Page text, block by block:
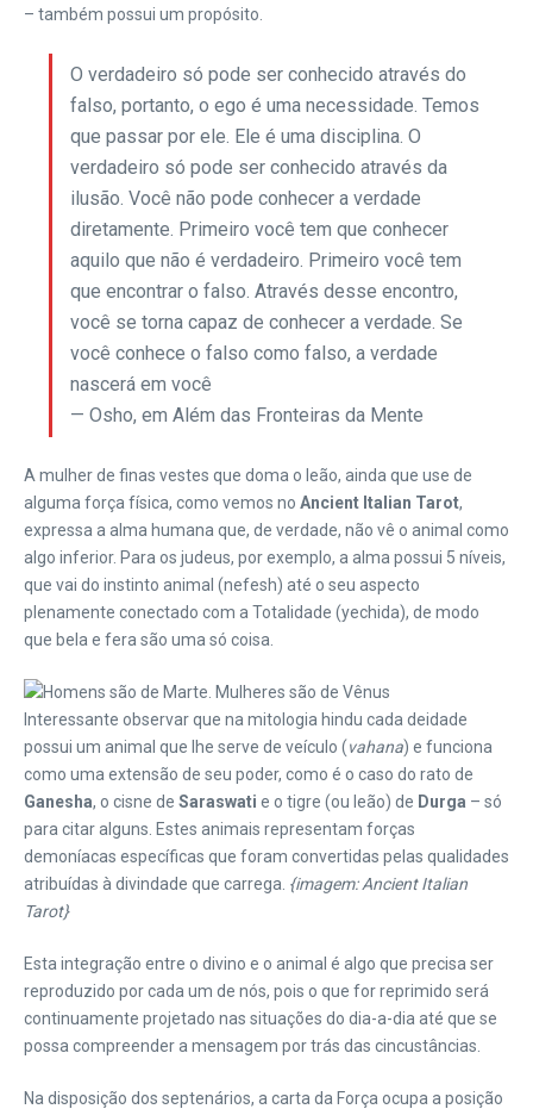
– também possui um propósito.
O verdadeiro só pode ser conhecido através do
falso, portanto, o ego é uma necessidade. Temos
que passar por ele. Ele é uma disciplina. O
verdadeiro só pode ser conhecido através da
ilusão. Você não pode conhecer a verdade
diretamente. Primeiro você tem que conhecer
aquilo que não é verdadeiro. Primeiro você tem
que encontrar o falso. Através desse encontro,
você se torna capaz de conhecer a verdade. Se
você conhece o falso como falso, a verdade
nascerá em você
— Osho, em Além das Fronteiras da Mente
A mulher de finas vestes que doma o leão, ainda que use de
alguma força física, como vemos no Ancient Italian Tarot,
expressa a alma humana que, de verdade, não vê o animal como
algo inferior. Para os judeus, por exemplo, a alma possui 5 níveis,
que vai do instinto animal (nefesh) até o seu aspecto
plenamente conectado com a Totalidade (yechida), de modo
que bela e fera são uma só coisa.
Interessante observar que na mitologia hindu cada deidade
possui um animal que lhe serve de veículo (vahana) e funciona
como uma extensão de seu poder, como é o caso do rato de
Ganesha, o cisne de Saraswati e o tigre (ou leão) de Durga – só
para citar alguns. Estes animais representam forças
demoníacas específicas que foram convertidas pelas qualidades
atribuídas à divindade que carrega. {imagem: Ancient Italian
Tarot}
Esta integração entre o divino e o animal é algo que precisa ser
reproduzido por cada um de nós, pois o que for reprimido será
continuamente projetado nas situações do dia-a-dia até que se
possa compreender a mensagem por trás das cincustâncias.
Na disposição dos septenários, a carta da Força ocupa a posição